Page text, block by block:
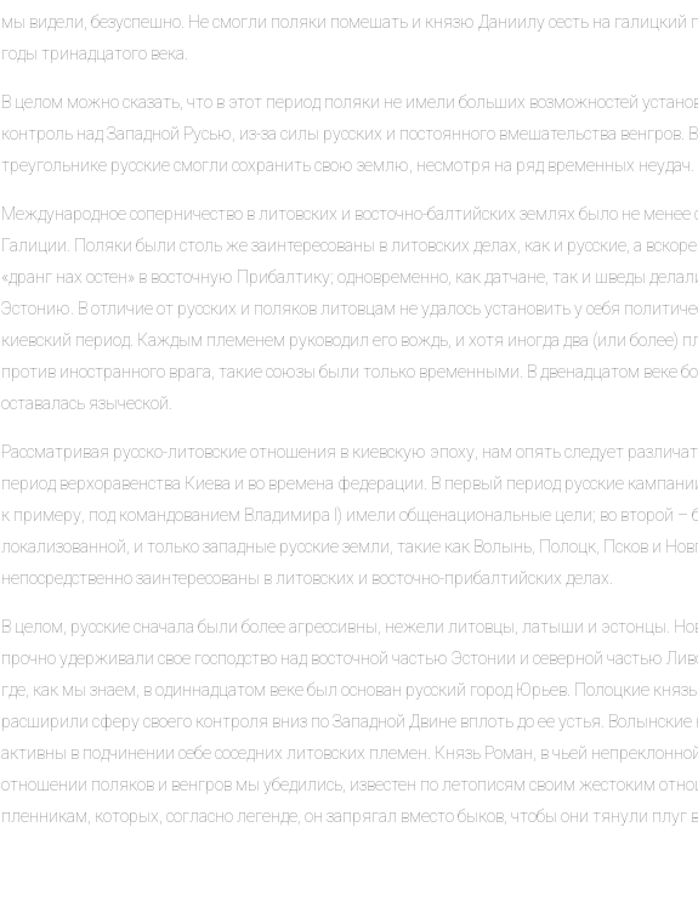
мы видели, безуспешно. Не смогли поляки помешать и князю Даниилу сесть на галицкий
годы тринадцатого века.
В целом можно сказать, что в этот период поляки не имели больших возможностей
контроль над Западной Русью, из-за силы русских и постоянного вмешательства венгров.
треугольнике русские смогли сохранить свою землю, несмотря на ряд временных неудач.
Международное соперничество в литовских и восточно-балтийских землях было не
Галиции. Поляки были столь же заинтересованы в литовских делах, как и русские, а
«дранг нах остен» в восточную Прибалтику; одновременно, как датчане, так и шведы
Эстонию. В отличие от русских и поляков литовцам не удалось установить у себя
киевский период. Каждым племенем руководил его вождь, и хотя иногда два (или более)
против иностранного врага, такие союзы были только временными. В двенадцатом веке
оставалась языческой.
Рассматривая русско-литовские отношения в киевскую эпоху, нам опять следует
период верхоравенства Киева и во времена федерации. В первый период русские
к примеру, под командованием Владимира I) имели общенациональные цели; во второй –
локализованной, и только западные русские земли, такие как Волынь, Полоцк, Псков и
непосредственно заинтересованы в литовских и восточно-прибалтийских делах.
В целом, русские сначала были более агрессивны, нежели литовцы, латыши и эстонцы.
прочно удерживали свое господство над восточной частью Эстонии и северной частью
где, как мы знаем, в одиннадцатом веке был основан русский город Юрьев. Полоцкие
расширили сферу своего контроля вниз по Западной Двине вплоть до ее устья.
активны в подчинении себе соседних литовских племен. Князь Роман, в чьей
отношении поляков и венгров мы убедились, известен по летописям своим жестоким
пленникам, которых, согласно легенде, он запрягал вместо быков, чтобы они тянули плуг в